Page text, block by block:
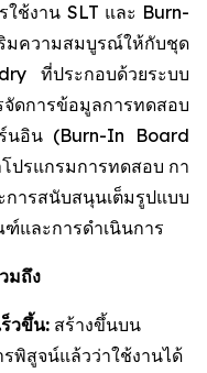
ใช้งาน SLT และ Burn-
มความสมบูรณ์ให้กับชุด
ที่ประกอบด้วยระบบ
ดการข้อมูลการทดสอบ
ร์นอิน (Burn-In Board
ปรแกรมการทดสอบ กา
ารสนับสนุนเต็มรูปแบบ
และการดำเนินการ
มถึง
วขึ้น: สร้างขึ้นบน
พิสูจน์แล้วว่าใช้งานได้